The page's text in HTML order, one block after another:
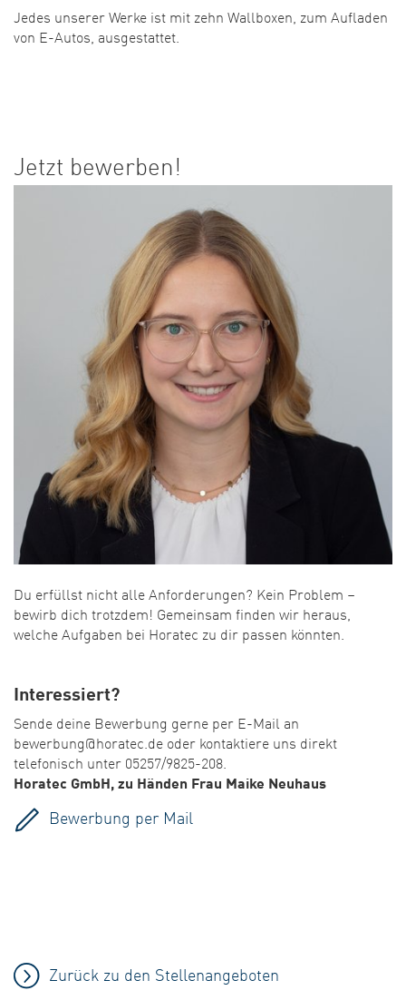
Jedes unserer Werke ist mit zehn Wallboxen, zum Aufladen
von E-Autos, ausgestattet.
Jetzt bewerben!
Du erfüllst nicht alle Anforderungen? Kein Problem –
bewirb dich trotzdem! Gemeinsam finden wir heraus,
welche Aufgaben bei Horatec zu dir passen könnten.
Interessiert?
Sende deine Bewerbung gerne per E-Mail an
bewerbung@horatec.de oder kontaktiere uns direkt
telefonisch unter 05257/9825-208.
Horatec GmbH, zu Händen Frau Maike Neuhaus
Bewerbung per Mail
Zurück zu den Stellenangeboten